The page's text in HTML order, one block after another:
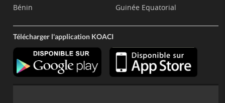
Bénin
Guinée Equatorial
Télécharger l'application KOACI